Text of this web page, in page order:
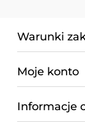
Warunki
Moje konto
Informacje